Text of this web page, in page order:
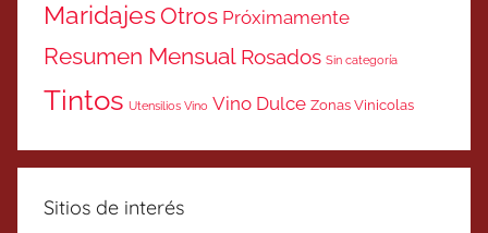
MaridajesOtros Próximamente
Resumen Mensual Rosados Sin categoría
Tintos Utensilios Vino Vino Dulce Zonas Vinicolas
Sitios de interés